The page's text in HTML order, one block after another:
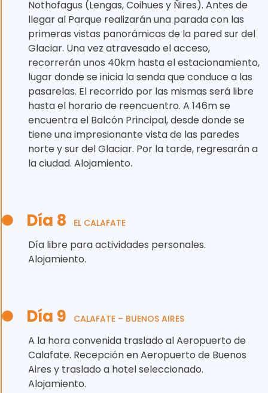
Nothofagus (Lengas, Coihues y Ñires). Antes de
llegar al Parque realizarán una parada con las
primeras vistas panorámicas de la pared sur del
Glaciar. Una vez atravesado el acceso,
recorrerán unos 40km hasta el estacionamiento,
lugar donde se inicia la senda que conduce a las
pasarelas. El recorrido por las mismas será libre
hasta el horario de reencuentro. A 146m se
encuentra el Balcón Principal, desde donde se
tiene una impresionante vista de las paredes
norte y sur del Glaciar. Por la tarde, regresarán a
la ciudad. Alojamiento.
Día 8 EL CALAFATE
Día libre para actividades personales.
Alojamiento.
Día 9 CALAFATE – BUENOS AIRES
A la hora convenida traslado al Aeropuerto de
Calafate. Recepción en Aeropuerto de Buenos
Aires y traslado a hotel seleccionado.
Alojamiento.